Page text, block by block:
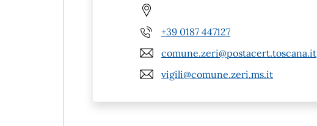
+39 0187 447127
comune.zeri@postacert.toscana.it
vigili@comune.zeri.ms.it